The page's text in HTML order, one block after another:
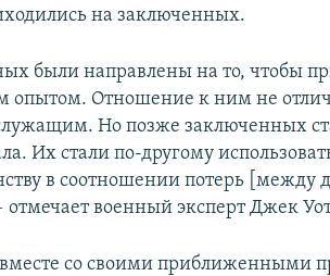
на заключенных.
были направлены на то, чтобы
опытом. Отношение к ним не
Но позже заключенных
Их стали по-другому
в соотношении потерь [между
военный эксперт Джек
со своими приближенными